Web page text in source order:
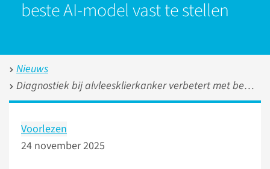
beste AI-model vast te stellen
Nieuws
Diagnostiek bij alvleesklierkanker verbetert met behulp van AI
Voorlezen
24 november 2025